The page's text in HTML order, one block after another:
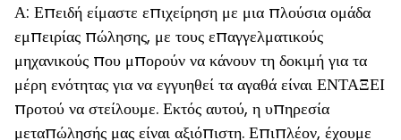
Α: Επειδή είμαστε επιχείρηση με μια πλούσια ομάδα
εμπειρίας πώλησης, με τους επαγγελματικούς
μηχανικούς που μπορούν να κάνουν τη δοκιμή για τα
μέρη ενότητας για να εγγυηθεί τα αγαθά είναι ΕΝΤΑΞΕΙ
προτού να στείλουμε. Εκτός αυτού, η υπηρεσία
μεταπώλησής μας είναι αξιόπιστη. Επιπλέον, έχουμε